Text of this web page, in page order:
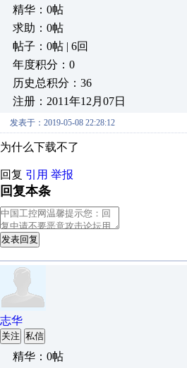
精华：0帖
求助：0帖
帖子：0帖 | 6回
年度积分：0
历史总积分：36
注册：2011年12月07日
发表于：2019-05-08 22:28:12
为什么下载不了
回复 引用 举报
回复本条
发表回复
志华
关注 私信
精华：0帖